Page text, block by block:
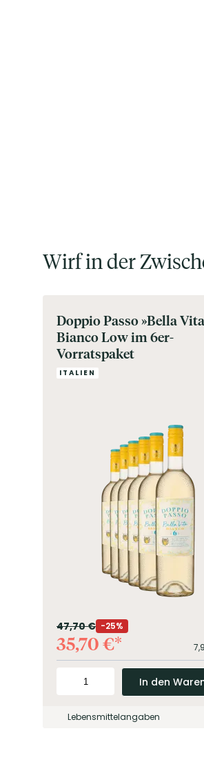
Wirf in der
Doppio Passo »Bella
Bianco Low im 6er-
Vorratspaket
ITALIEN
47,70€ 25%
35,70€
In den
Lebensmittelangaben